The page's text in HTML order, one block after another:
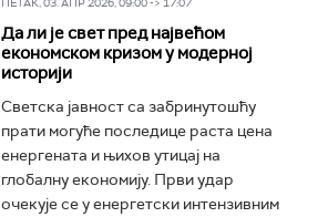
Да ли је свет пред највећом
економском кризом у модерној
историји
Светска јавност са забринутошћу
прати могуће последице раста цена
енергената и њихов утицај на
глобалну економију. Први удар
очекује се у енергетски интензивним